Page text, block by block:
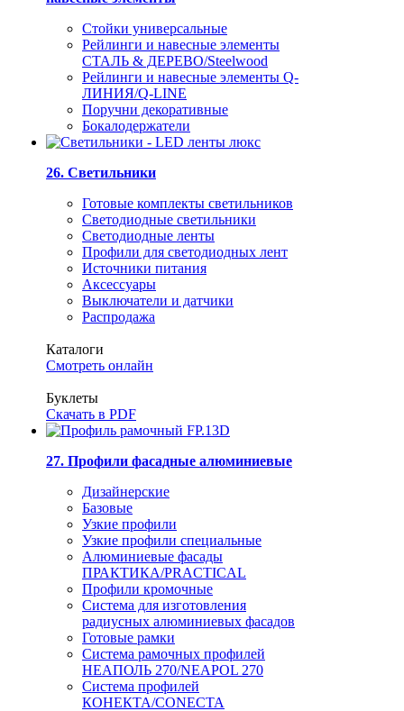
Стойки универсальные
Рейлинги и навесные элементы
СТАЛЬ & ДЕРЕВО/Steelwood
Рейлинги и навесные элементы Q-
ЛИНИЯ/Q-LINE
Поручни декоративные
Бокалодержатели
26. Светильники
Готовые комплекты светильников
Светодиодные светильники
Светодиодные ленты
Профили для светодиодных лент
Источники питания
Аксессуары
Выключатели и датчики
Распродажа
Каталоги
Смотреть онлайн
Буклеты
Скачать в PDF
27. Профили фасадные алюминиевые
Дизайнерские
Базовые
Узкие профили
Узкие профили специальные
Алюминиевые фасады
ПРАКТИКА/PRACTICAL
Профили кромочные
Система для изготовления
радиусных алюминиевых фасадов
Готовые рамки
Система рамочных профилей
НЕАПОЛЬ 270/NEAPOL 270
Система профилей
КОНЕКТА/CONECTA